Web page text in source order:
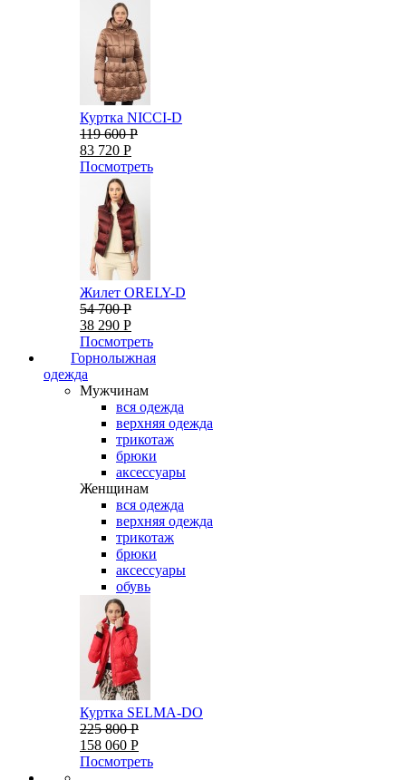
Куртка NICCI-D
119 600 Р
83 720 Р
Посмотреть
Жилет ORELY-D
54 700 Р
38 290 Р
Посмотреть
Горнолыжная
одежда
Мужчинам
вся одежда
верхняя одежда
трикотаж
брюки
аксессуары
Женщинам
вся одежда
верхняя одежда
трикотаж
брюки
аксессуары
обувь
Куртка SELMA-DO
225 800 Р
158 060 Р
Посмотреть